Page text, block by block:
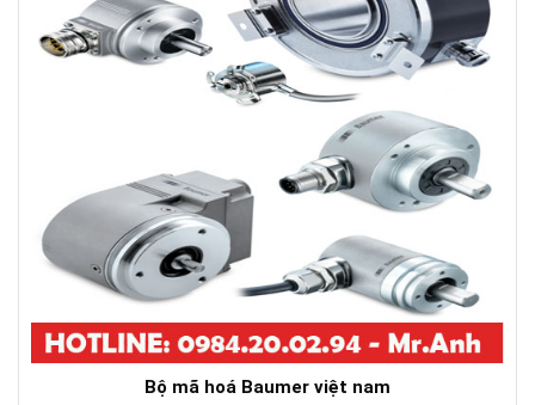
Bộ mã hoá Baumer việt nam